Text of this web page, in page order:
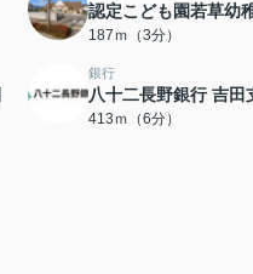
認定こども園若草幼
187ｍ（3分）
銀行
八十二長野銀行 吉田
413ｍ（6分）